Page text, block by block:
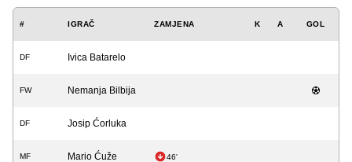
# IGRAČ ZAMJENA K A GOL
DF Ivica Batarelo
FW Nemanja Bilbija
DF Josip Ćorluka
MF Mario Ćuže 46'